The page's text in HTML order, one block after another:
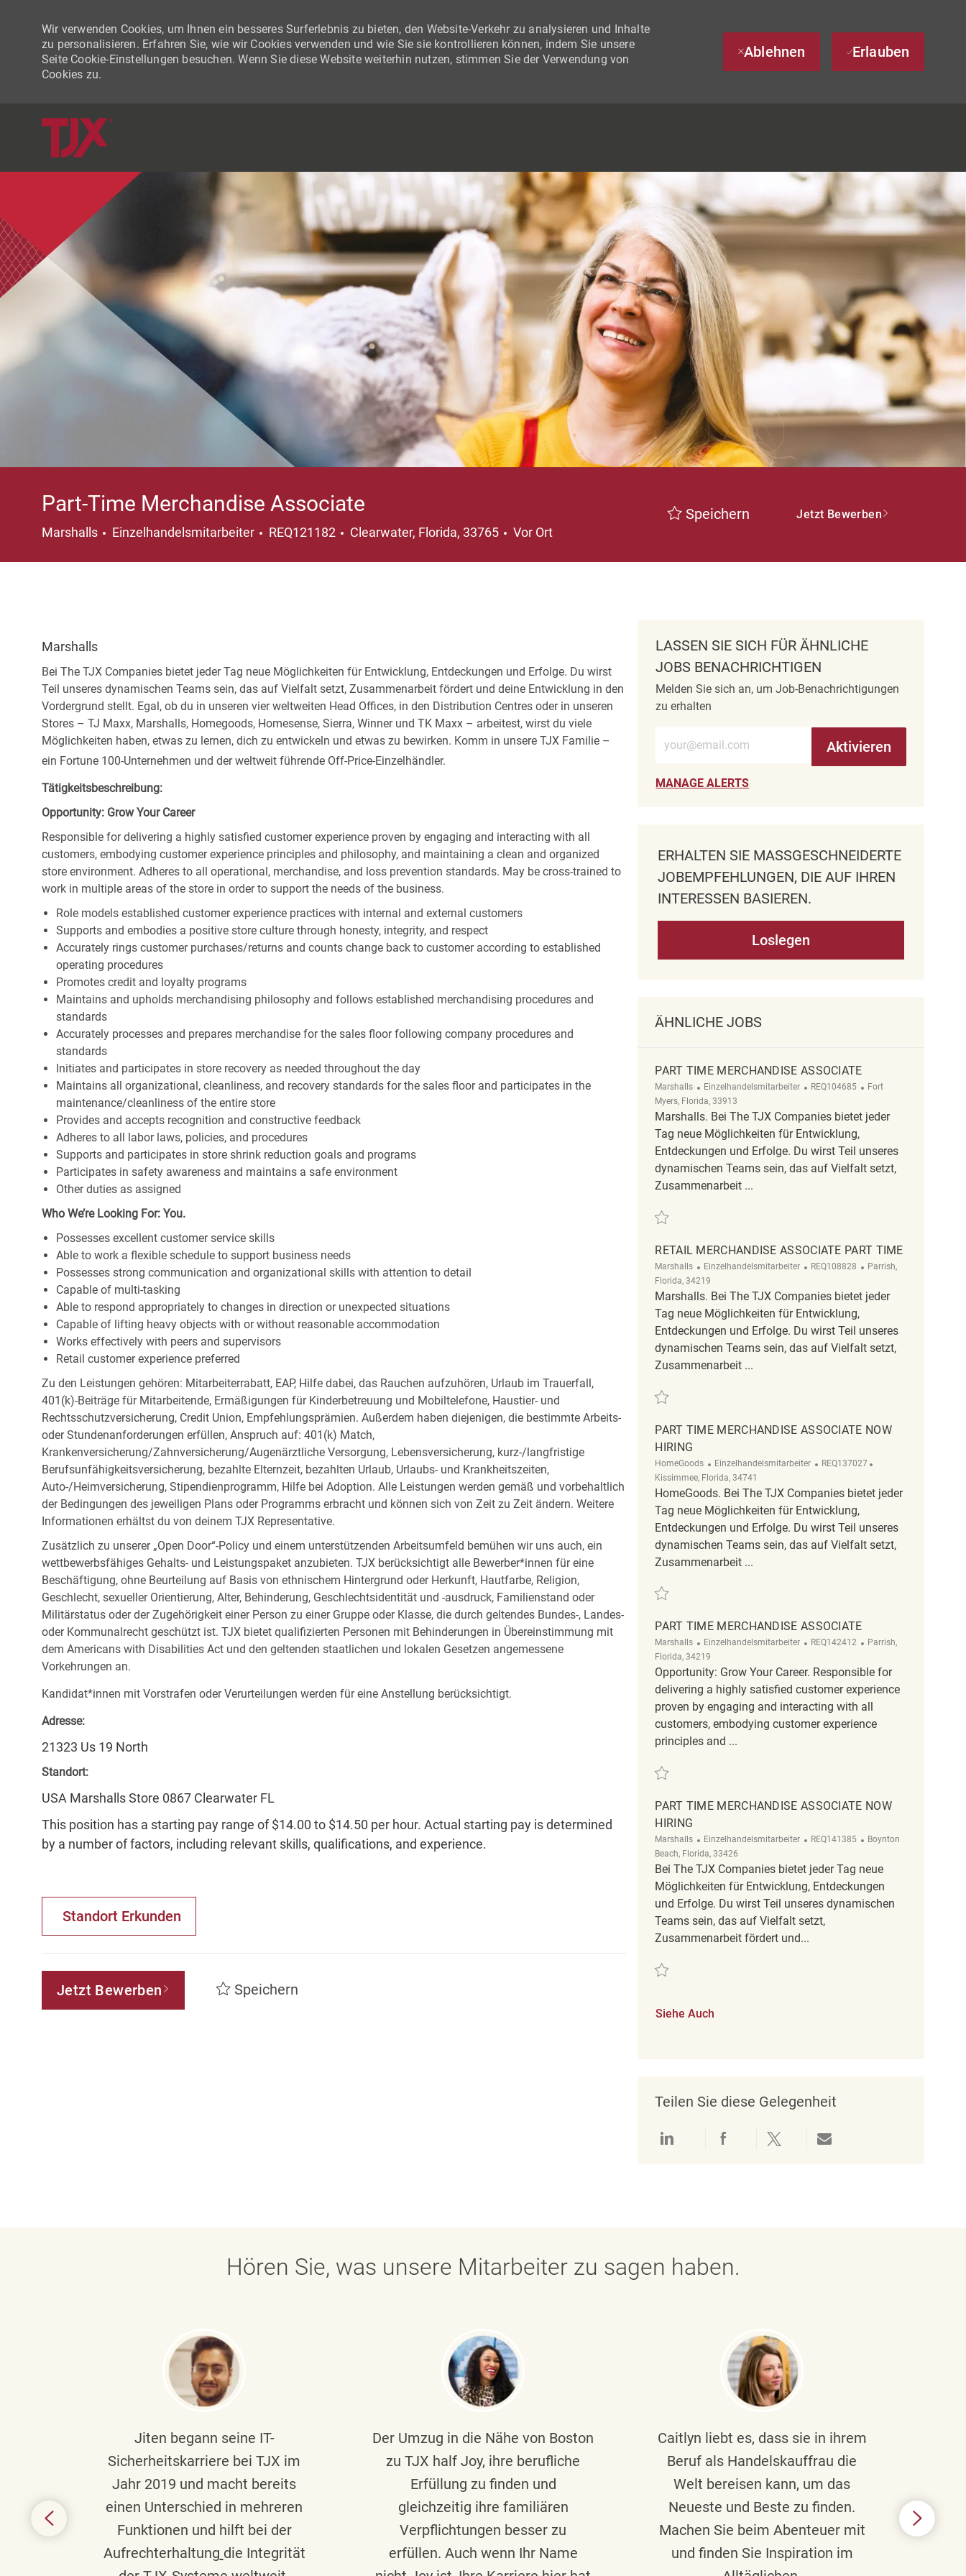
Wir verwenden Cookies, um Ihnen ein besseres Surferlebnis zu bieten, den Website-Verkehr zu analysieren und Inhalte
zu personalisieren. Erfahren Sie, wie wir Cookies verwenden und wie Sie sie kontrollieren können, indem Sie unsere
Seite Cookie-Einstellungen besuchen. Wenn Sie diese Website weiterhin nutzen, stimmen Sie der Verwendung von
Cookies zu.
Ablehnen Erlauben
Part-Time Merchandise Associate
Marshalls Kategorie
Einzelhandelsmitarbeiter REQ121182 Ort
Clearwater, Florida, 33765 Vor Ort
Speichern Jetzt Bewerben
Marshalls
Bei The TJX Companies bietet jeder Tag neue Möglichkeiten für Entwicklung, Entdeckungen und Erfolge. Du wirst
Teil unseres dynamischen Teams sein, das auf Vielfalt setzt, Zusammenarbeit fördert und deine Entwicklung in den
Vordergrund stellt. Egal, ob du in unseren vier weltweiten Head Offices, in den Distribution Centres oder in unseren
Stores – TJ Maxx, Marshalls, Homegoods, Homesense, Sierra, Winner und TK Maxx – arbeitest, wirst du viele
Möglichkeiten haben, etwas zu lernen, dich zu entwickeln und etwas zu bewirken. Komm in unsere TJX Familie –
ein Fortune 100-Unternehmen und der weltweit führende Off-Price-Einzelhändler.
Tätigkeitsbeschreibung:
Opportunity: Grow Your Career
Responsible for delivering a highly satisfied customer experience proven by engaging and interacting with all
customers, embodying customer experience principles and philosophy, and maintaining a clean and organized
store environment. Adheres to all operational, merchandise, and loss prevention standards. May be cross-trained to
work in multiple areas of the store in order to support the needs of the business.
Role models established customer experience practices with internal and external customers
Supports and embodies a positive store culture through honesty, integrity, and respect
Accurately rings customer purchases/returns and counts change back to customer according to established
operating procedures
Promotes credit and loyalty programs
Maintains and upholds merchandising philosophy and follows established merchandising procedures and
standards
Accurately processes and prepares merchandise for the sales floor following company procedures and
standards
Initiates and participates in store recovery as needed throughout the day
Maintains all organizational, cleanliness, and recovery standards for the sales floor and participates in the
maintenance/cleanliness of the entire store
Provides and accepts recognition and constructive feedback
Adheres to all labor laws, policies, and procedures
Supports and participates in store shrink reduction goals and programs
Participates in safety awareness and maintains a safe environment
Other duties as assigned
Who We’re Looking For: You.
Possesses excellent customer service skills
Able to work a flexible schedule to support business needs
Possesses strong communication and organizational skills with attention to detail
Capable of multi-tasking
Able to respond appropriately to changes in direction or unexpected situations
Capable of lifting heavy objects with or without reasonable accommodation
Works effectively with peers and supervisors
Retail customer experience preferred
Zu den Leistungen gehören: Mitarbeiterrabatt, EAP, Hilfe dabei, das Rauchen aufzuhören, Urlaub im Trauerfall,
401(k)-Beiträge für Mitarbeitende, Ermäßigungen für Kinderbetreuung und Mobiltelefone, Haustier- und
Rechtsschutzversicherung, Credit Union, Empfehlungsprämien. Außerdem haben diejenigen, die bestimmte Arbeits-
oder Stundenanforderungen erfüllen, Anspruch auf: 401(k) Match,
Krankenversicherung/Zahnversicherung/Augenärztliche Versorgung, Lebensversicherung, kurz-/langfristige
Berufsunfähigkeitsversicherung, bezahlte Elternzeit, bezahlten Urlaub, Urlaubs- und Krankheitszeiten,
Auto-/Heimversicherung, Stipendienprogramm, Hilfe bei Adoption. Alle Leistungen werden gemäß und vorbehaltlich
der Bedingungen des jeweiligen Plans oder Programms erbracht und können sich von Zeit zu Zeit ändern. Weitere
Informationen erhältst du von deinem TJX Representative.
Zusätzlich zu unserer „Open Door“-Policy und einem unterstützenden Arbeitsumfeld bemühen wir uns auch, ein
wettbewerbsfähiges Gehalts- und Leistungspaket anzubieten. TJX berücksichtigt alle Bewerber*innen für eine
Beschäftigung, ohne Beurteilung auf Basis von ethnischem Hintergrund oder Herkunft, Hautfarbe, Religion,
Geschlecht, sexueller Orientierung, Alter, Behinderung, Geschlechtsidentität und -ausdruck, Familienstand oder
Militärstatus oder der Zugehörigkeit einer Person zu einer Gruppe oder Klasse, die durch geltendes Bundes-, Landes-
oder Kommunalrecht geschützt ist. TJX bietet qualifizierten Personen mit Behinderungen in Übereinstimmung mit
dem Americans with Disabilities Act und den geltenden staatlichen und lokalen Gesetzen angemessene
Vorkehrungen an.
Kandidat*innen mit Vorstrafen oder Verurteilungen werden für eine Anstellung berücksichtigt.
Adresse:
21323 Us 19 North
Standort:
USA Marshalls Store 0867 Clearwater FL
This position has a starting pay range of $14.00 to $14.50 per hour. Actual starting pay is determined
by a number of factors, including relevant skills, qualifications, and experience.
Standort Erkunden
Jetzt Bewerben Speichern
LASSEN SIE SICH FÜR ÄHNLICHE
JOBS BENACHRICHTIGEN
Melden Sie sich an, um Job-Benachrichtigungen
zu erhalten
E-Mail-Adresse eingeben (erforderlich)
Aktivieren
MANAGE ALERTS
ERHALTEN SIE MASSGESCHNEIDERTE J
OBEMPFEHLUNGEN, DIE AUF IHREN I
NTERESSEN BASIEREN.
Loslegen
ÄHNLICHE JOBS
PART TIME MERCHANDISE ASSOCIATE
Marshalls Kategorie
Einzelhandelsmitarbeiter ReqId
REQ104685 Ort
Fort
Myers, Florida, 33913
Marshalls. Bei The TJX Companies bietet jeder
Tag neue Möglichkeiten für Entwicklung,
Entdeckungen und Erfolge. Du wirst Teil unseres
dynamischen Teams sein, das auf Vielfalt setzt,
Zusammenarbeit ...
Retten Part Time Merchandise Associate REQ104685
RETAIL MERCHANDISE ASSOCIATE PART TIME
Marshalls Kategorie
Einzelhandelsmitarbeiter ReqId
REQ108828 Ort
Parrish,
Florida, 34219
Marshalls. Bei The TJX Companies bietet jeder
Tag neue Möglichkeiten für Entwicklung,
Entdeckungen und Erfolge. Du wirst Teil unseres
dynamischen Teams sein, das auf Vielfalt setzt,
Zusammenarbeit ...
PART TIME MERCHANDISE ASSOCIATE NOW
HIRING
HomeGoods Kategorie
Einzelhandelsmitarbeiter ReqId
REQ137027
Kissimmee, Florida, 34741
HomeGoods. Bei The TJX Companies bietet jeder
Tag neue Möglichkeiten für Entwicklung,
Entdeckungen und Erfolge. Du wirst Teil unseres
dynamischen Teams sein, das auf Vielfalt setzt,
Zusammenarbeit ...
Retten PART TIME MERCHANDISE ASSOCIATE NOW HIRING REQ137027
PART TIME MERCHANDISE ASSOCIATE
Marshalls Kategorie
Einzelhandelsmitarbeiter ReqId
REQ142412 Ort
Parrish,
Florida, 34219
Opportunity: Grow Your Career. Responsible for
delivering a highly satisfied customer experience
proven by engaging and interacting with all
customers, embodying customer experience
principles and ...
Retten Part Time Merchandise Associate REQ142412
PART TIME MERCHANDISE ASSOCIATE NOW
HIRING
Marshalls Kategorie
Einzelhandelsmitarbeiter ReqId
REQ141385 Ort
Boynton
Beach, Florida, 33426
Bei The TJX Companies bietet jeder Tag neue
Möglichkeiten für Entwicklung, Entdeckungen
und Erfolge. Du wirst Teil unseres dynamischen
Teams sein, das auf Vielfalt setzt,
Zusammenarbeit fördert und...
Retten Part Time Merchandise Associate Now Hiring REQ141385
Siehe Auch
Teilen Sie diese Gelegenheit
Über LinkedIn teilenÜber Facebook teilen
Über Twitter teilenPer E-Mail teilen
Hören Sie, was unsere Mitarbeiter zu sagen haben.
Jiten begann seine IT-
Sicherheitskarriere bei TJX im
Jahr 2019 und macht bereits
einen Unterschied in mehreren
Funktionen und hilft bei der
Aufrechterhaltung die Integrität
Der Umzug in die Nähe von Boston
zu TJX half Joy, ihre berufliche
Erfüllung zu finden und
gleichzeitig ihre familiären
Verpflichtungen besser zu
erfüllen. Auch wenn Ihr Name
Caitlyn liebt es, dass sie in ihrem
Beruf als Handelskauffrau die
Welt bereisen kann, um das
Neueste und Beste zu finden.
Machen Sie beim Abenteuer mit
und finden Sie Inspiration im